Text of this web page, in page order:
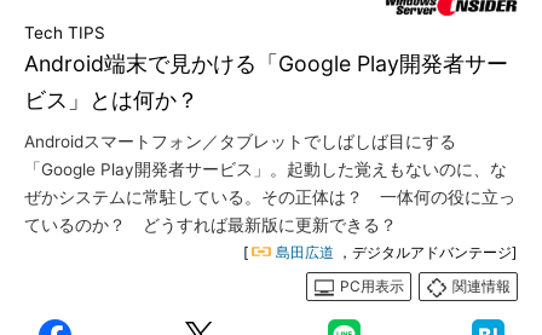
Android端末で見かける「Google Play開発者サー
ビス」とは何か？
Tech TIPS
Androidスマートフォン／タブレットでしばしば目にする
「Google Play開発者サービス」。起動した覚えもないのに、な
ぜかシステムに常駐している。その正体は？ 一体何の役に立っ
ているのか？ どうすれば最新版に更新できる？
[ 島田広道 ，デジタルアドバンテージ]
PC用表示
関連情報